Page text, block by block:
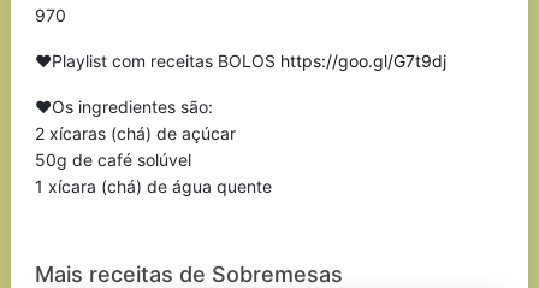
970
❤Playlist com receitas BOLOS https://goo.gl/G7t9dj
❤Os ingredientes são:
2 xícaras (chá) de açúcar
50g de café solúvel
1 xícara (chá) de água quente
Mais receitas de Sobremesas